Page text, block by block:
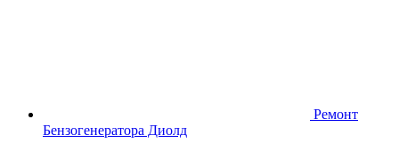
Ремонт
Бензогенератора Диолд